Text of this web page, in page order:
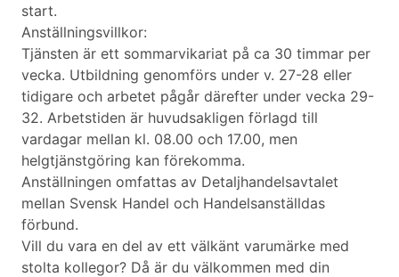
start.
Anställningsvillkor:
Tjänsten är ett sommarvikariat på ca 30 timmar per
vecka. Utbildning genomförs under v. 27-28 eller
tidigare och arbetet pågår därefter under vecka 29-
32. Arbetstiden är huvudsakligen förlagd till
vardagar mellan kl. 08.00 och 17.00, men
helgtjänstgöring kan förekomma.
Anställningen omfattas av Detaljhandelsavtalet
mellan Svensk Handel och Handelsanställdas
förbund.
Vill du vara en del av ett välkänt varumärke med
stolta kollegor? Då är du välkommen med din